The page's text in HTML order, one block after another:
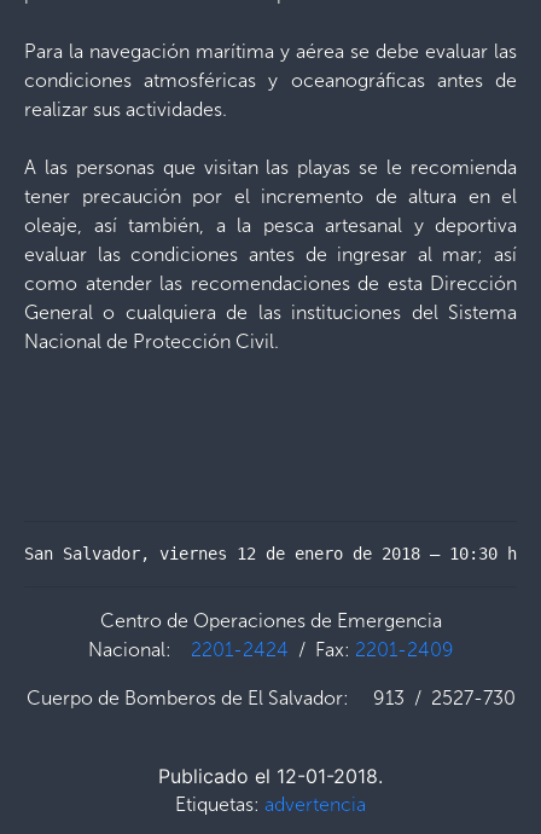
Para la navegación marítima y aérea se debe evaluar las
condiciones atmosféricas y oceanográficas antes de
realizar sus actividades.
A las personas que visitan las playas se le recomienda
tener precaución por el incremento de altura en el
oleaje, así también, a la pesca artesanal y deportiva
evaluar las condiciones antes de ingresar al mar; así
como atender las recomendaciones de esta Dirección
General o cualquiera de las instituciones del Sistema
Nacional de Protección Civil.
San Salvador, viernes 12 de enero de 2018 – 10:30
Centro de Operaciones de Emergencia
Nacional: 2201-2424 / Fax: 2201-2409
Cuerpo de Bomberos de El Salvador: 913 / 2527-730
Publicado el 12-01-2018.
Etiquetas: advertencia